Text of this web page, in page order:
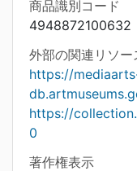
商品識別コード
4948872100632
外部の関連リソー
https://
https://
0
著作権表示